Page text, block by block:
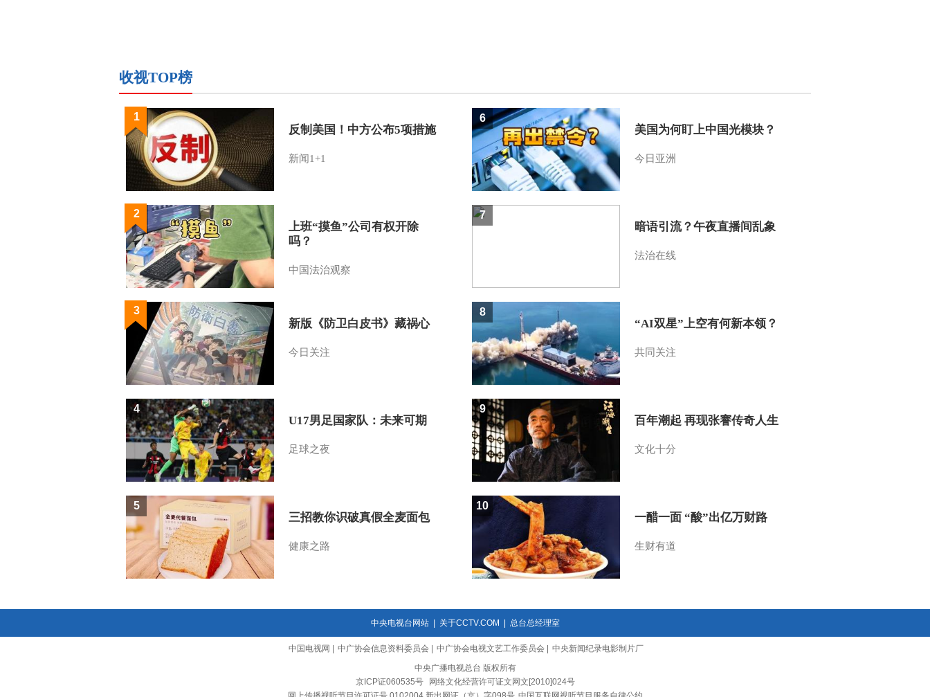
收视TOP榜
反制美国！中方公布5项措施
新闻1+1
1
上班“摸鱼”公司有权开除
吗？
中国法治观察
2
新版《防卫白皮书》藏祸心
今日关注
3
U17男足国家队：未来可期
足球之夜
4
三招教你识破真假全麦面包
健康之路
5
美国为何盯上中国光模块？
今日亚洲
6
暗语引流？午夜直播间乱象
法治在线
7
“AI双星”上空有何新本领？
共同关注
8
百年潮起 再现张謇传奇人生
文化十分
9
一醋一面 “酸”出亿万财路
生财有道
10
中央电视台网站| 关于CCTV.COM 总台总经理室
中国电视网 中广协会信息资料委员会 中广协会电视文艺工作委员会
中央新闻纪录电影制片厂
中央广播电视总台 版权所有
京ICP证060535号
网络文化经营许可证文网文[2010]024号